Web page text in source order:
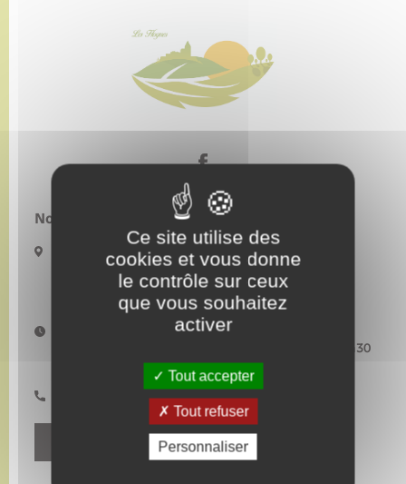
Nous contacter :
5 Place de l’église
27910 LES HOGUES
mairiedeshogues@orange.fr
Horaires d'ouverture :
Lundi–Mardi–Mercredi : 9h00-12h00 et 13h30-17h30
Jeudi : fermée au public Vendredi : 9h00-12h00
Ce site utilise des
cookies et vous donne
le contrôle sur ceux
que vous souhaitez
activer
Tout accepter
Tout refuser
Personnaliser